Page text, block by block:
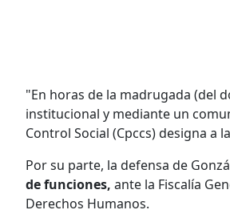
"En horas de la madrugada (del
institucional y mediante un
Control Social (Cpccs) designa a
Por su parte, la defensa de
de funciones, ante la Fiscalía
Derechos Humanos.